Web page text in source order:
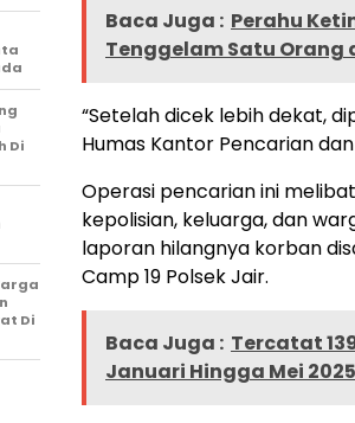
Baca Juga : Perahu
Tenggelam Satu Orang
“Setelah dicek lebih dekat,
Humas Kantor Pencarian
Operasi pencarian ini
kepolisian, keluarga, dan
laporan hilangnya korban
Camp 19 Polsek Jair.
Baca Juga : Tercatat
Januari Hingga Mei 2025
Di
Di